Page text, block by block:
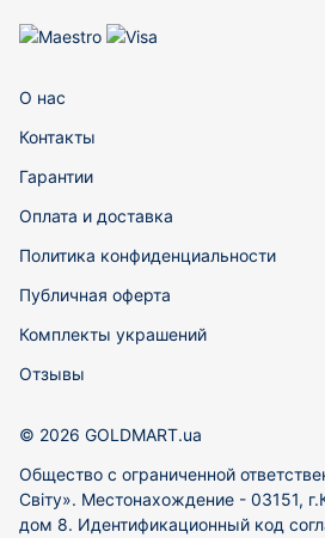
О нас
Контакты
Гарантии
Оплата и доставка
Политика конфиденциальности
Публичная оферта
Комплекты украшений
Отзывы
© 2026 GOLDMART.ua
Общество с ограниченной
Світу». Местонахождение - 03151,
дом 8. Идентификационный код